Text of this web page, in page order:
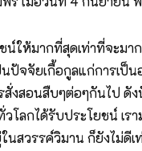
ห้มากที่สุดเท่าที่จะมาก
ปัจจัยเกื้อกูลแก่การเ
งสอนสืบๆต่อๆกันไป ดั
ลกได้รับประโยชน์ เร
สวรรค์วิมาน ก็ยังไม่ดี